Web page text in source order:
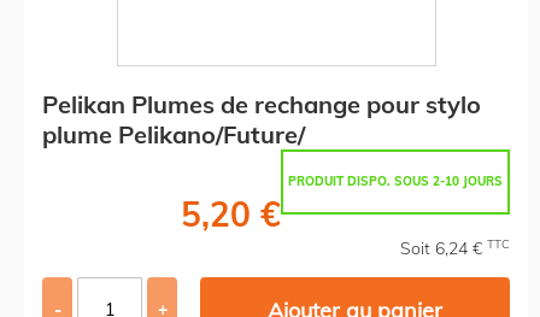
Pelikan Plumes de rechange pour stylo
plume Pelikano/Future/
PRODUIT DISPO. SOUS 2-10 JOURS
5,20 €
Soit 6,24 € TTC
- + Ajouter au panier